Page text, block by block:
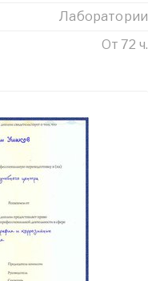
Лаборатории
От 72 ч.